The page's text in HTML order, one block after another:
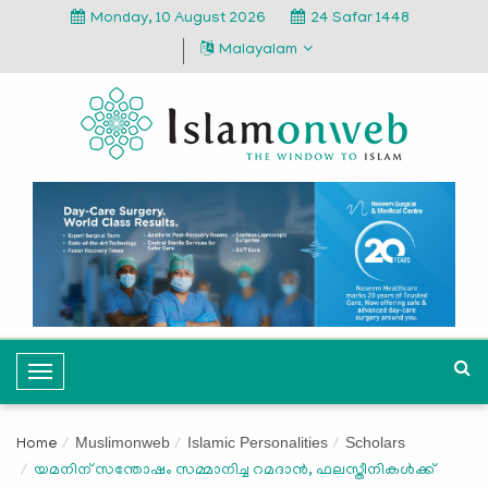
Monday, 10 August 2026
24 Safar 1448
Malayalam
T
o
g
l
Home Muslimonweb Islamic Personalities Scholars
യമനിന് സന്തോഷം സമ്മാനിച്ച റമദാന്‍, ഫലസ്തീനികള്‍ക്ക്